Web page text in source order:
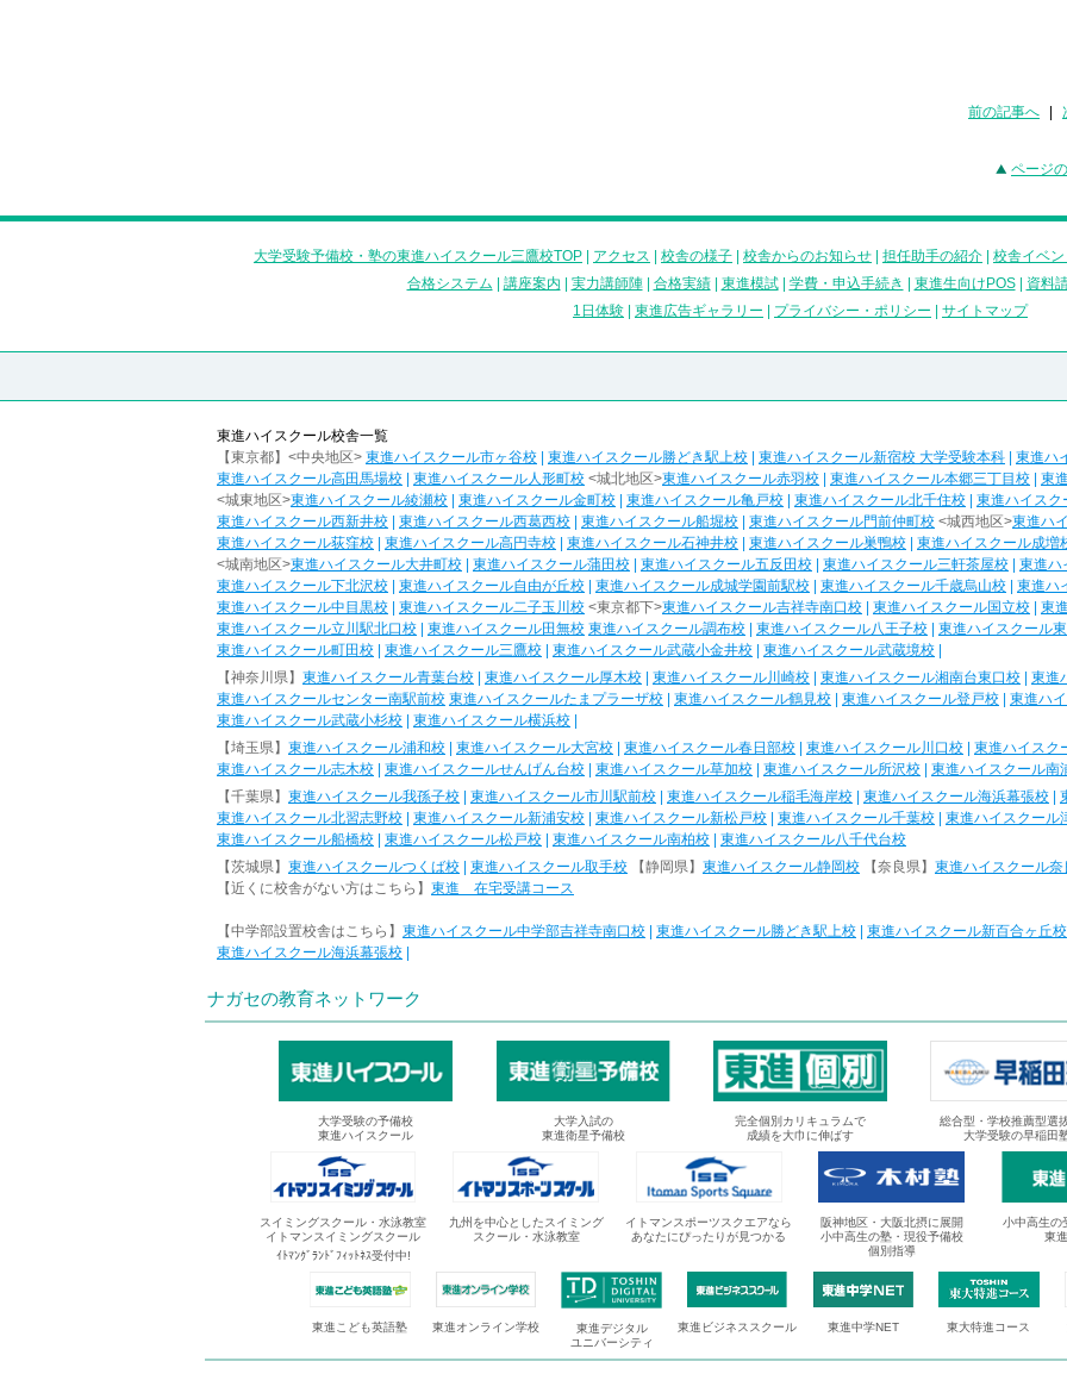
前の記事へ
ページ
大学受験予備校・塾の東進ハイスクール三鷹校TOP アクセス 校舎の様子 校舎からのお知らせ 担任助手の紹介 校舎イベ
合格システム
講座案内 実力講師陣| 合格実績| 東進模試| 学費・申込手続き 東進生向けPOS| 資料
1日体験
東進広告ギャラリー プライバシー・ポリシー サイトマップ
東進ハイスクール校舎一覧
【東京都】<中央地区> 東進ハイスクール市ヶ谷校 東進ハイスクール勝どき駅上校 東進ハイスクール新宿校 大学受験本科 東進ハ
東進ハイスクール高田馬場校
東進ハイスクール人形町校 <城北地区>東進ハイスクール赤羽校 東進ハイスクール本郷三丁目校
東
<城東地区>東進ハイスクール綾瀬校 東進ハイスクール金町校 東進ハイスクール亀戸校 東進ハイスクール北千住校 東進ハイスク
東進ハイスクール西新井校
東進ハイスクール西葛西校 東進ハイスクール船堀校 東進ハイスクール門前仲町校 <城西地区>東進ハ
東進ハイスクール荻窪校
東進ハイスクール高円寺校 東進ハイスクール石神井校 東進ハイスクール巣鴨校 東進ハイスクール成増
<城南地区>東進ハイスクール大井町校 東進ハイスクール蒲田校 東進ハイスクール五反田校 東進ハイスクール三軒茶屋校 東進ハ
東進ハイスクール下北沢校
東進ハイスクール自由が丘校 東進ハイスクール成城学園前駅校 東進ハイスクール千歳烏山校
東進ハ
東進ハイスクール中目黒校
東進ハイスクール二子玉川校 <東京都下>東進ハイスクール吉祥寺南口校 東進ハイスクール国立校 東
東進ハイスクール立川駅北口校
東進ハイスクール田無校 東進ハイスクール調布校 東進ハイスクール八王子校 東進ハイスクール
東進ハイスクール町田校
東進ハイスクール三鷹校 東進ハイスクール武蔵小金井校 東進ハイスクール武蔵境校
【神奈川県】 東進ハイスクール青葉台校 東進ハイスクール厚木校 東進ハイスクール川崎校 東進ハイスクール湘南台東口校 東進
東進ハイスクールセンター南駅前校 東進ハイスクールたまプラーザ校 東進ハイスクール鶴見校 東進ハイスクール登戸校 東進ハ
東進ハイスクール武蔵小杉校
東進ハイスクール横浜校
【埼玉県】 東進ハイスクール浦和校 東進ハイスクール大宮校 東進ハイスクール春日部校 東進ハイスクール川口校 東進ハイスク
東進ハイスクール志木校
東進ハイスクールせんげん台校 東進ハイスクール草加校 東進ハイスクール所沢校 東進ハイスクール南
【千葉県】 東進ハイスクール我孫子校 東進ハイスクール市川駅前校 東進ハイスクール稲毛海岸校 東進ハイスクール海浜幕張校
東進ハイスクール北習志野校
東進ハイスクール新浦安校 東進ハイスクール新松戸校 東進ハイスクール千葉校 東進ハイスクール
東進ハイスクール船橋校
東進ハイスクール松戸校 東進ハイスクール南柏校
東進ハイスクール八千代台校
【茨城県】 東進ハイスクールつくば校 東進ハイスクール取手校 【静岡県】 東進ハイスクール静岡校 【奈良県】 東進ハイスクール奈
【近くに校舎がない方はこちら】 東進 在宅受講コース
【中学部設置校舎はこちら】 東進ハイスクール中学部吉祥寺南口校 東進ハイスクール勝どき駅上校 東進ハイスクール新百合ヶ丘校
東進ハイスクール海浜幕張校
ナガセの教育ネットワーク
大学受験の予備校
東進ハイスクール
大学入試の
東進衛星予備校
完全個別カリキュラムで
成績を大巾に伸ばす
総合型・学校推薦型選
大学受験の早稲田
スイミングスクール・水泳教室
イトマンスイミングスクール
ｲﾄﾏﾝｸﾞﾗﾝﾄﾞﾌｨｯﾄﾈｽ受付中!
九州を中心としたスイミング
スクール・水泳教室
イトマンスポーツスクエアなら
あなたにぴったりが見つかる
阪神地区・大阪北摂に展開
小中高生の塾・現役予備校
個別指導
小中高生の
東
東進こども英語塾 東進オンライン学校
東進デジタル
ユニバーシティ
東進ビジネススクール 東進中学NET 東大特進コース